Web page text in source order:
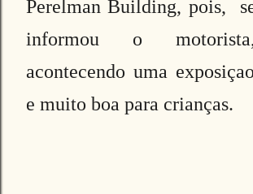
Perelman Building, pois,
informou o
acontecendo uma
e muito boa para crianças.